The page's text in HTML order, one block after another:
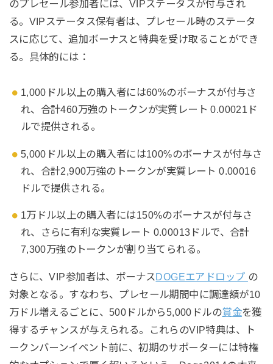
のプレセール参加者には、VIPステータスが付与され
る。VIPステータス保有者は、プレセール時のステータ
スに応じて、追加ボーナスと特典を受け取ることができ
る。具体的には：
1,000ドル以上の購入者には60%のボーナスが付与さ
れ、合計460万強のトークンが実質レート 0.00021ド
ルで提供される。
5,000ドル以上の購入者には100%のボーナスが付与さ
れ、合計2,900万強のトークンが実質レート 0.00016
ドルで提供される。
1万ドル以上の購入者には150%のボーナスが付与さ
れ、さらに有利な実質レート 0.00013ドルで、合計
7,300万強のトークンが割り当てられる。
さらに、VIP参加者は、ボーナス DOGEエアドロップ の
対象となる。すなわち、プレセール期間中に調達額が10
万ドル増えるごとに、500ドルから5,000ドルの賞金を獲
得するチャンスが与えられる。これらのVIP特典は、ト
ークンバーンイベント前に、初期のサポーターには特権